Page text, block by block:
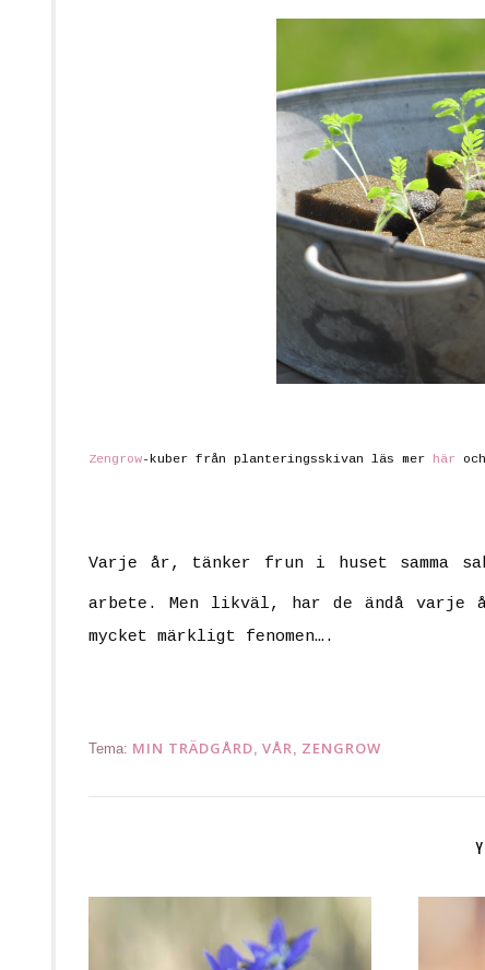
Zengrow-kuber från planteringsskivan läs mer här och
Varje år, tänker frun i huset samma
arbete. Men likväl, har de ändå varje
mycket märkligt fenomen….
Tema: MIN TRÄDGÅRD VÅR ZENGROW